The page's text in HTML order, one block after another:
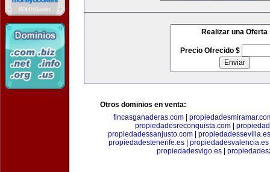
Realizar una Oferta
Precio Ofrecido $
Otros dominios en venta:
fincasganaderas.com
propiedadesreconquista.com
propiedadessanjusto.com| propiedadessevilla.es
propiedadestenerife.es| propiedadesvalencia.es
propiedadesvigo.es|